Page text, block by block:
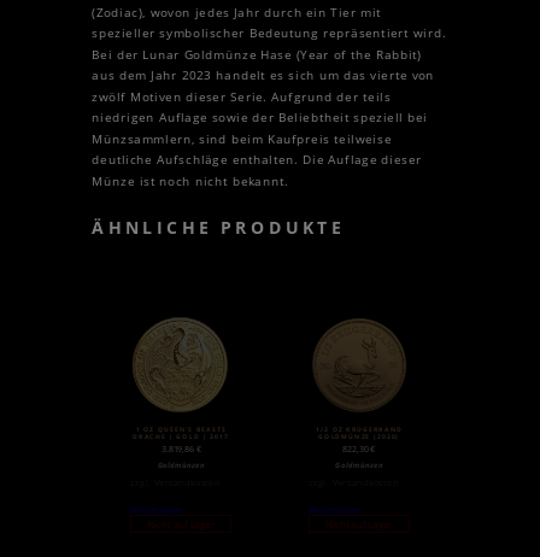
(Zodiac), wovon jedes Jahr durch ein Tier mit
spezieller symbolischer Bedeutung repräsentiert wird.
Bei der Lunar Goldmünze Hase (Year of the Rabbit)
aus dem Jahr 2023 handelt es sich um das vierte von
zwölf Motiven dieser Serie. Aufgrund der teils
niedrigen Auflage sowie der Beliebtheit speziell bei
Münzsammlern, sind beim Kaufpreis teilweise
deutliche Aufschläge enthalten. Die Auflage dieser
Münze ist noch nicht bekannt.
ÄHNLICHE PRODUKTE
1 OZ QUEEN’S BEASTS
DRACHE | GOLD | 2017
3.819,86 €
Goldmünzen
Weiterlesen
Nicht auf Lager
1/2 OZ KRÜGERRAND
GOLDMÜNZE (2020)
822,30€
Goldmünzen
Weiterlesen
Nicht auf Lager